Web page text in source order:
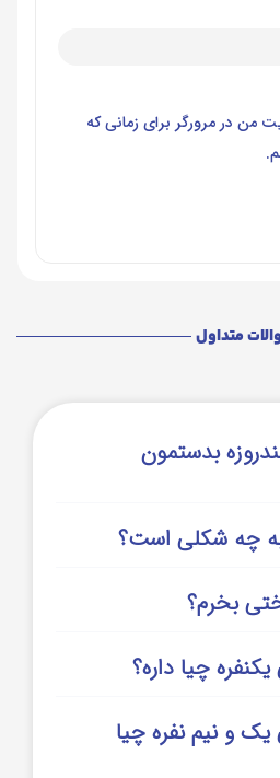
من در مرورگر برای زمانی که
متداول
بدستمون
چه شکلی است؟
بخرم؟
چیا داره؟
و نیم نفره چیا